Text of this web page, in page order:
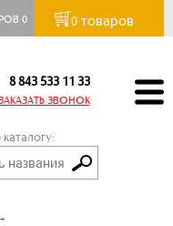
0 0 товаров
8 843 533 11 33
ЗВОНОК